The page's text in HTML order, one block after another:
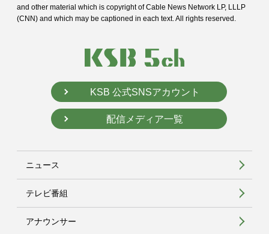
and other material which is copyright of Cable News Network LP, LLLP
(CNN) and which may be captioned in each text. All rights reserved.
KSB 公式SNSアカウント
配信メディア一覧
ニュース
テレビ番組
アナウンサー